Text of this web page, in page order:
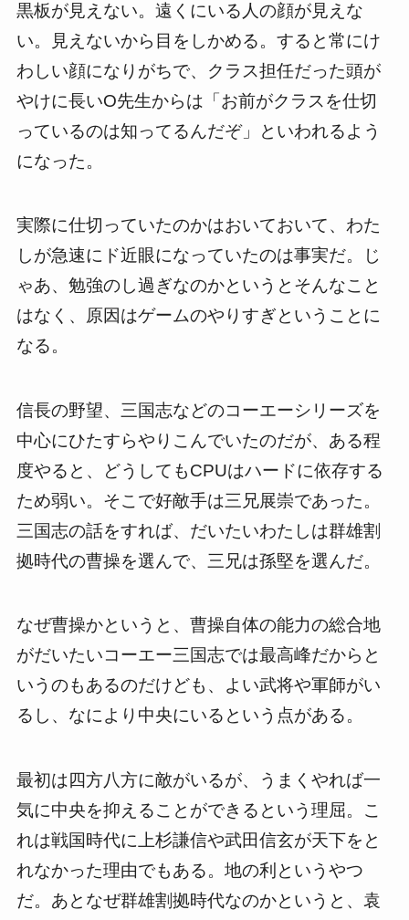
黒板が見えない。遠くにいる人の顔が見えな
い。見えないから目をしかめる。すると常にけ
わしい顔になりがちで、クラス担任だった頭が
やけに長いO先生からは「お前がクラスを仕切
っているのは知ってるんだぞ」といわれるよう
になった。
実際に仕切っていたのかはおいておいて、わた
しが急速にド近眼になっていたのは事実だ。じ
ゃあ、勉強のし過ぎなのかというとそんなこと
はなく、原因はゲームのやりすぎということに
なる。
信長の野望、三国志などのコーエーシリーズを
中心にひたすらやりこんでいたのだが、ある程
度やると、どうしてもCPUはハードに依存する
ため弱い。そこで好敵手は三兄展崇であった。
三国志の話をすれば、だいたいわたしは群雄割
拠時代の曹操を選んで、三兄は孫堅を選んだ。
なぜ曹操かというと、曹操自体の能力の総合地
がだいたいコーエー三国志では最高峰だからと
いうのもあるのだけども、よい武将や軍師がい
るし、なにより中央にいるという点がある。
最初は四方八方に敵がいるが、うまくやれば一
気に中央を抑えることができるという理屈。こ
れは戦国時代に上杉謙信や武田信玄が天下をと
れなかった理由でもある。地の利というやつ
だ。あとなぜ群雄割拠時代なのかというと、袁